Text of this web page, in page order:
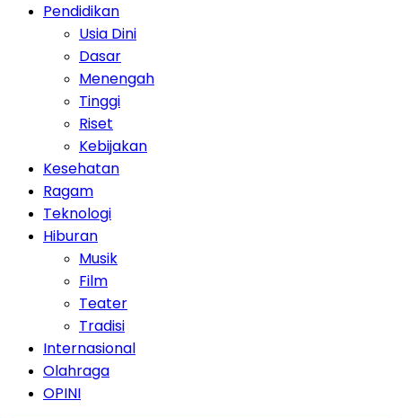
Pendidikan
Usia Dini
Dasar
Menengah
Tinggi
Riset
Kebijakan
Kesehatan
Ragam
Teknologi
Hiburan
Musik
Film
Teater
Tradisi
Internasional
Olahraga
OPINI